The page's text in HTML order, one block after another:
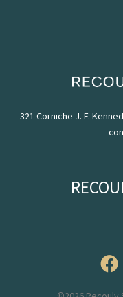
321 Corniche J. F.